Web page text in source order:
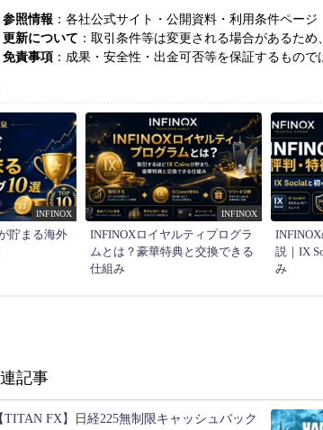
参照情報 ：各社公式サイト・公開資料・利用条件ページ
更新について ：取引条件等は変更される場合があるた
免責事項 ：成果・安全性・出金可否等を保証するもので
INFINOX
貯まる海外
INFINOX
INFINOXロイヤルティプログラ
ムとは？豪華特典と交換できる
仕組み
説｜IX
み
記事
TITAN FX】日経225無制限キャッシュバック